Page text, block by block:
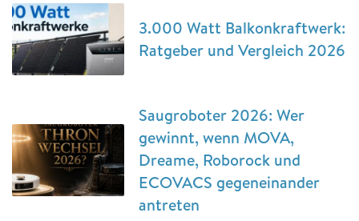
3.000 Watt Balkonkraftwerk:
Ratgeber und Vergleich 2026
Saugroboter 2026: Wer
gewinnt, wenn MOVA,
Dreame, Roborock und
ECOVACS gegeneinander
antreten